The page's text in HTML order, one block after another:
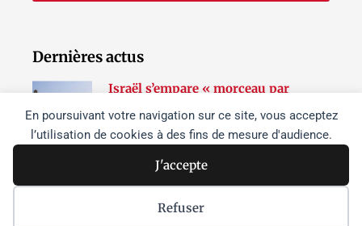
En poursuivant votre navigation sur ce site, vous acceptez
l’utilisation de cookies à des fins de mesure d'audience.
J'accepte
Refuser
Dernières actus
Israël s’empare « morceau par
Cisjordanie
Lire la suite »
Netanyahou à Washington :
dissensions et effritement du
soutien à Israël dans l’opinion
publique aux États-Unis